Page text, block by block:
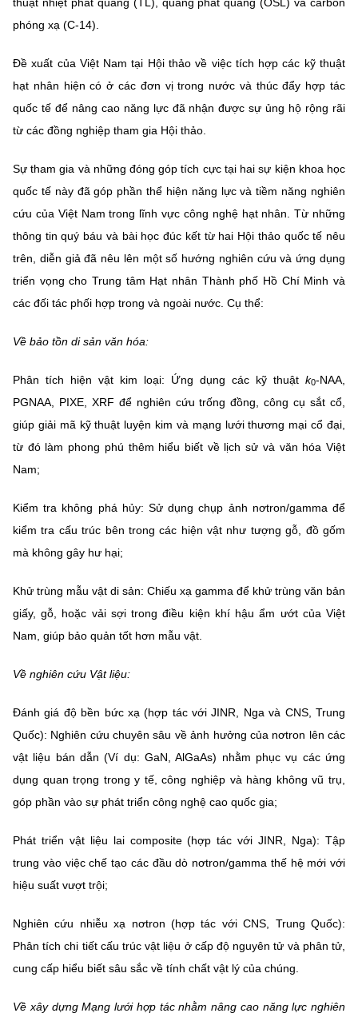
phóng xạ (C-14).
Đề xuất của Việt Nam tại Hội thảo về việc tích hợp các kỹ thuật
hạt nhân hiện có ở các đơn vị trong nước và thúc đẩy hợp tác
quốc tế để nâng cao năng lực đã nhận được sự ủng hộ rộng rãi
từ các đồng nghiệp tham gia Hội thảo.
Sự tham gia và những đóng góp tích cực tại hai sự kiện khoa học
quốc tế này đã góp phần thể hiện năng lực và tiềm năng nghiên
cứu của Việt Nam trong lĩnh vực công nghệ hạt nhân. Từ những
thông tin quý báu và bài học đúc kết từ hai Hội thảo quốc tế nêu
trên, diễn giả đã nêu lên một số hướng nghiên cứu và ứng dụng
triển vọng cho Trung tâm Hạt nhân Thành phố Hồ Chí Minh và
các đối tác phối hợp trong và ngoài nước. Cụ thể:
Về bảo tồn di sản văn hóa:
Phân tích hiện vật kim loại: Ứng dụng các kỹ thuật k0-NAA,
PGNAA, PIXE, XRF để nghiên cứu trống đồng, công cụ sắt cổ,
giúp giải mã kỹ thuật luyện kim và mạng lưới thương mại cổ đại,
từ đó làm phong phú thêm hiểu biết về lịch sử và văn hóa Việt
Nam;
Kiểm tra không phá hủy: Sử dụng chụp ảnh nơtron/gamma để
kiểm tra cấu trúc bên trong các hiện vật như tượng gỗ, đồ gốm
mà không gây hư hại;
Khử trùng mẫu vật di sản: Chiếu xạ gamma để khử trùng văn bản
giấy, gỗ, hoặc vải sợi trong điều kiện khí hậu ẩm ướt của Việt
Nam, giúp bảo quản tốt hơn mẫu vật.
Về nghiên cứu Vật liệu:
Đánh giá độ bền bức xạ (hợp tác với JINR, Nga và CNS, Trung
Quốc): Nghiên cứu chuyên sâu về ảnh hưởng của nơtron lên các
vật liệu bán dẫn (Ví dụ: GaN, AlGaAs) nhằm phục vụ các ứng
dụng quan trọng trong y tế, công nghiệp và hàng không vũ trụ,
góp phần vào sự phát triển công nghệ cao quốc gia;
Phát triển vật liệu lai composite (hợp tác với JINR, Nga): Tập
trung vào việc chế tạo các đầu dò nơtron/gamma thế hệ mới với
hiệu suất vượt trội;
Nghiên cứu nhiễu xạ nơtron (hợp tác với CNS, Trung Quốc):
Phân tích chi tiết cấu trúc vật liệu ở cấp độ nguyên tử và phân tử,
cung cấp hiểu biết sâu sắc về tính chất vật lý của chúng.
Về xây dựng Mạng lưới hợp tác nhằm nâng cao năng lực nghiên